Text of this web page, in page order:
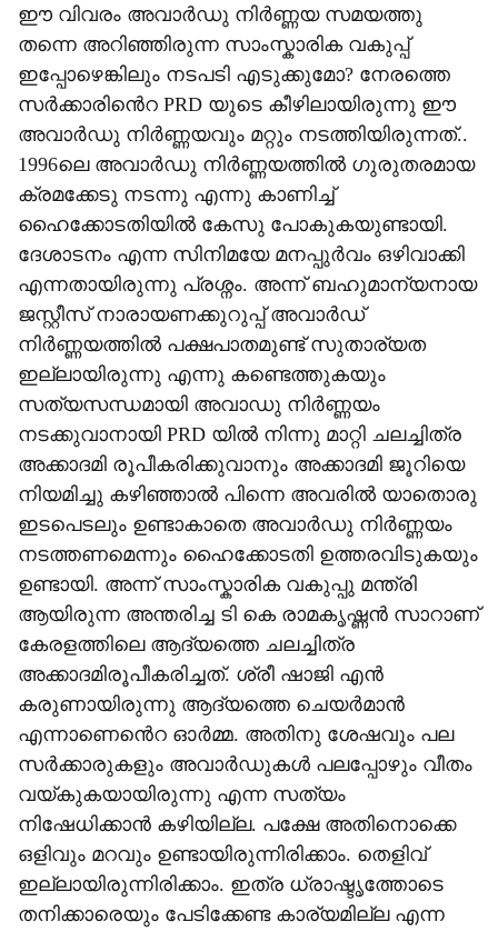
ഈ വിവരം അവാർഡു നിർണ്ണയ സമയത്തു
തന്നെ അറിഞ്ഞിരുന്ന സാംസ്കാരിക വകുപ്പ്
ഇപ്പോഴെങ്കിലും നടപടി എടുക്കുമോ? നേരത്തെ
സർക്കാരിൻെറ PRD യുടെ കീഴിലായിരുന്നു ഈ
അവാർഡു നിർണ്ണയവും മറ്റും നടത്തിയിരുന്നത്..
1996ലെ അവാർഡു നിർണ്ണയത്തിൽ ഗുരുതരമായ
ക്രമക്കേടു നടന്നു എന്നു കാണിച്ച്
ഹൈക്കോടതിയിൽ കേസു പോകുകയുണ്ടായി.
ദേശാടനം എന്ന സിനിമയേ മനപ്പുർവം ഒഴിവാക്കി
എന്നതായിരുന്നു പ്രശ്നം. അന്ന് ബഹുമാന്യനായ
ജസ്റ്റീസ് നാരായണക്കുറുപ്പ് അവാർഡ്
നിർണ്ണയത്തിൽ പക്ഷപാതമുണ്ട് സുതാര്യത
ഇല്ലായിരുന്നു എന്നു കണ്ടെത്തുകയും
സത്യസന്ധമായി അവാഡു നിർണ്ണയം
നടക്കുവാനായി PRD യിൽ നിന്നു മാറ്റി ചലച്ചിത്ര
അക്കാദമി രൂപീകരിക്കുവാനും അക്കാദമി ജൂറിയെ
നിയമിച്ചു കഴിഞ്ഞാൽ പിന്നെ അവരിൽ യാതൊരു
ഇടപെടലും ഉണ്ടാകാതെ അവാർഡു നിർണ്ണയം
നടത്തണമെന്നും ഹൈക്കോടതി ഉത്തരവിടുകയും
ഉണ്ടായി. അന്ന് സാംസ്കാരിക വകുപ്പു മന്ത്രി
ആയിരുന്ന അന്തരിച്ച ടി കെ രാമകൃഷ്ണൻ സാറാണ്
കേരളത്തിലെ ആദ്യത്തെ ചലച്ചിത്ര
അക്കാദമിരൂപീകരിച്ചത്. ശ്രീ ഷാജി എൻ
കരുണായിരുന്നു ആദ്യത്തെ ചെയർമാൻ
എന്നാണെൻെറ ഓർമ്മ. അതിനു ശേഷവും പല
സർക്കാരുകളും അവാർഡുകൾ പലപ്പോഴും വീതം
വയ്കുകയായിരുന്നു എന്ന സത്യം
നിഷേധിക്കാൻ കഴിയില്ല. പക്ഷേ അതിനൊക്കെ
ഒളിവും മറവും ഉണ്ടായിരുന്നിരിക്കാം. തെളിവ്
ഇല്ലായിരുന്നിരിക്കാം. ഇത്ര ധ്രാഷ്ടൃത്തോടെ
തനിക്കാരെയും പേടിക്കേണ്ട കാര്യമില്ല എന്ന